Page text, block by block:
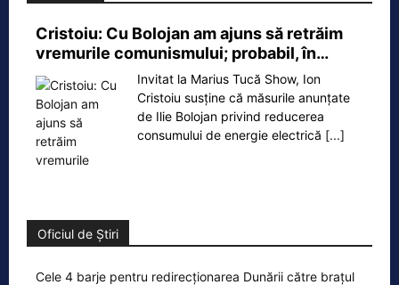
Cristoiu: Cu Bolojan am ajuns să retrăim
vremurile comunismului; probabil, în…
Invitat la Marius Tucă Show, Ion
Cristoiu susține că măsurile anunțate
de Ilie Bolojan privind reducerea
consumului de energie electrică [...]
Oficiul de Știri
Cele 4 barje pentru redirecționarea Dunării către brațul